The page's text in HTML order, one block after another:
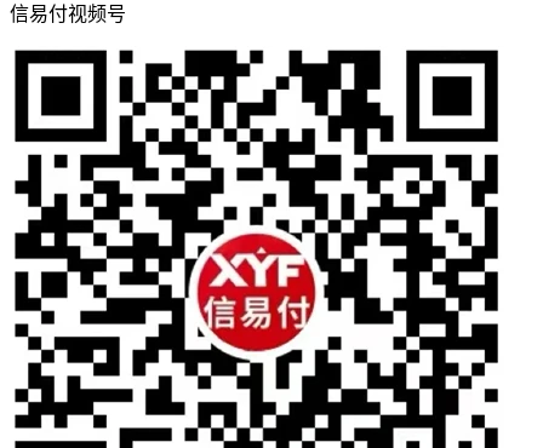
信易付视频号